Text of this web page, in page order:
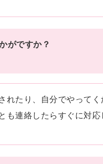
がですか？
れたり、自分でやって
も連絡したらすぐに対応